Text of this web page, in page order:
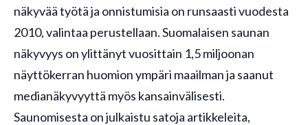
näkyvää työtä ja onnistumisia on runsaasti vuodesta
2010, valintaa perustellaan. Suomalaisen saunan
näkyvyys on ylittänyt vuosittain 1,5 miljoonan
näyttökerran huomion ympäri maailman ja saanut
medianäkyvyyttä myös kansainvälisesti.
Saunomisesta on julkaistu satoja artikkeleita,